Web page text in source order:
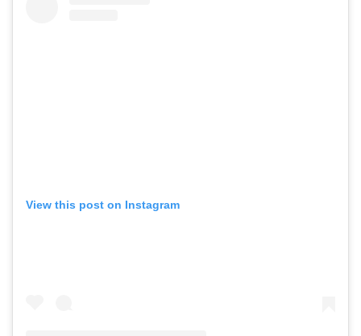
View this post on Instagram